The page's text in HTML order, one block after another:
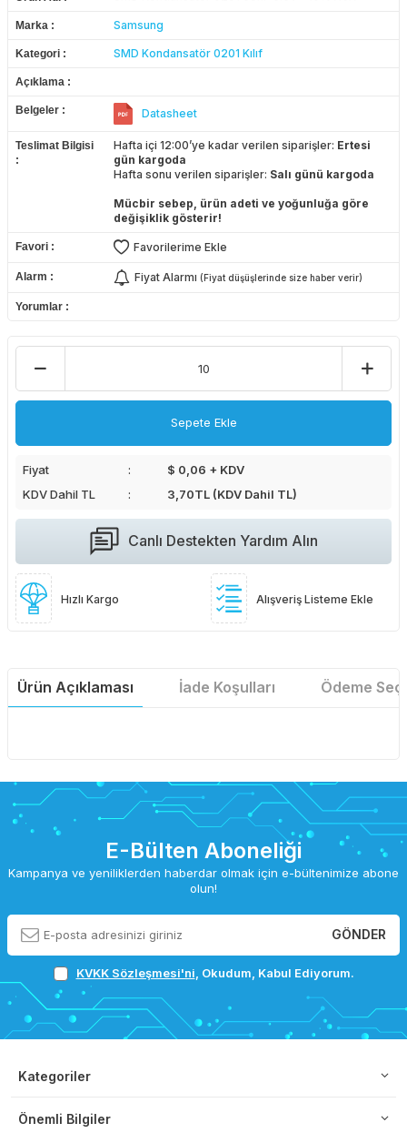
Marka Samsung
Kategori SMD Kondansatör 0201 Kılıf
Açıklama
Belgeler Datasheet
Teslimat Bilgisi Hafta içi 12:00’ye kadar verilen siparişler: Ertesi
gün kargoda
Hafta sonu verilen siparişler: Salı günü kargoda
Mücbir sebep, ürün adeti ve yoğunluğa göre
değişiklik gösterir!
Favori Favorilerime Ekle
Alarm Fiyat Alarmı (Fiyat düşüşlerinde size haber verir)
Yorumlar
Sepete Ekle
Fiyat
$ 0,06 + KDV
KDV Dahil TL
3,70TL (KDV Dahil TL)
Canlı Destekten Yardım Alın
Hızlı Kargo Alışveriş Listeme Ekle
Ürün Açıklaması İade Koşulları Ödeme
E-Bülten Aboneliği
Kampanya ve yeniliklerden haberdar olmak için e-bültenimize abone
olun!
GÖNDER
KVKK Sözleşmesi'ni , Okudum, Kabul Ediyorum.
Kategoriler
Önemli Bilgiler